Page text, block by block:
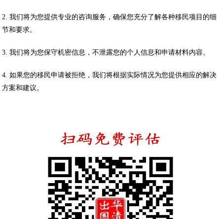
2. 我们将为您提供专业的咨询服务，确保您充分了解各种移民项目的细
节和要求。
3. 我们将为您保守机密信息，不泄露您的个人信息和申请材料内容。
4. 如果您的移民申请被拒绝，我们将根据实际情况为您提供相应的解决
方案和建议。